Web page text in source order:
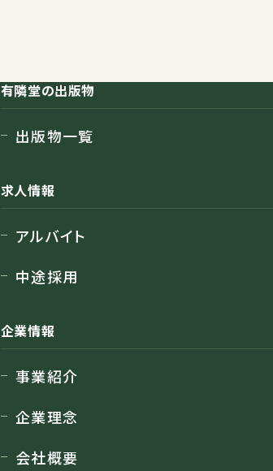
有隣堂の出版物
出版物一覧
求人情報
アルバイト
中途採用
企業情報
事業紹介
企業理念
会社概要